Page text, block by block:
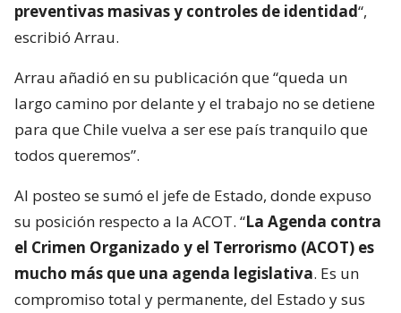
preventivas masivas y controles de identidad“,
escribió Arrau.
Arrau añadió en su publicación que “queda un
largo camino por delante y el trabajo no se detiene
para que Chile vuelva a ser ese país tranquilo que
todos queremos”.
Al posteo se sumó el jefe de Estado, donde expuso
su posición respecto a la ACOT. “La Agenda contra
el Crimen Organizado y el Terrorismo (ACOT) es
mucho más que una agenda legislativa. Es un
compromiso total y permanente, del Estado y sus